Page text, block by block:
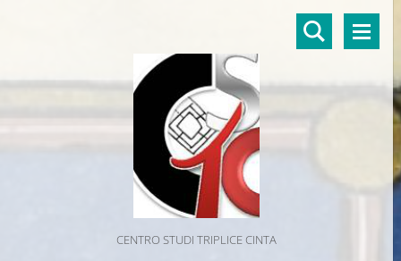
CENTRO STUDI TRIPLICE CINTA